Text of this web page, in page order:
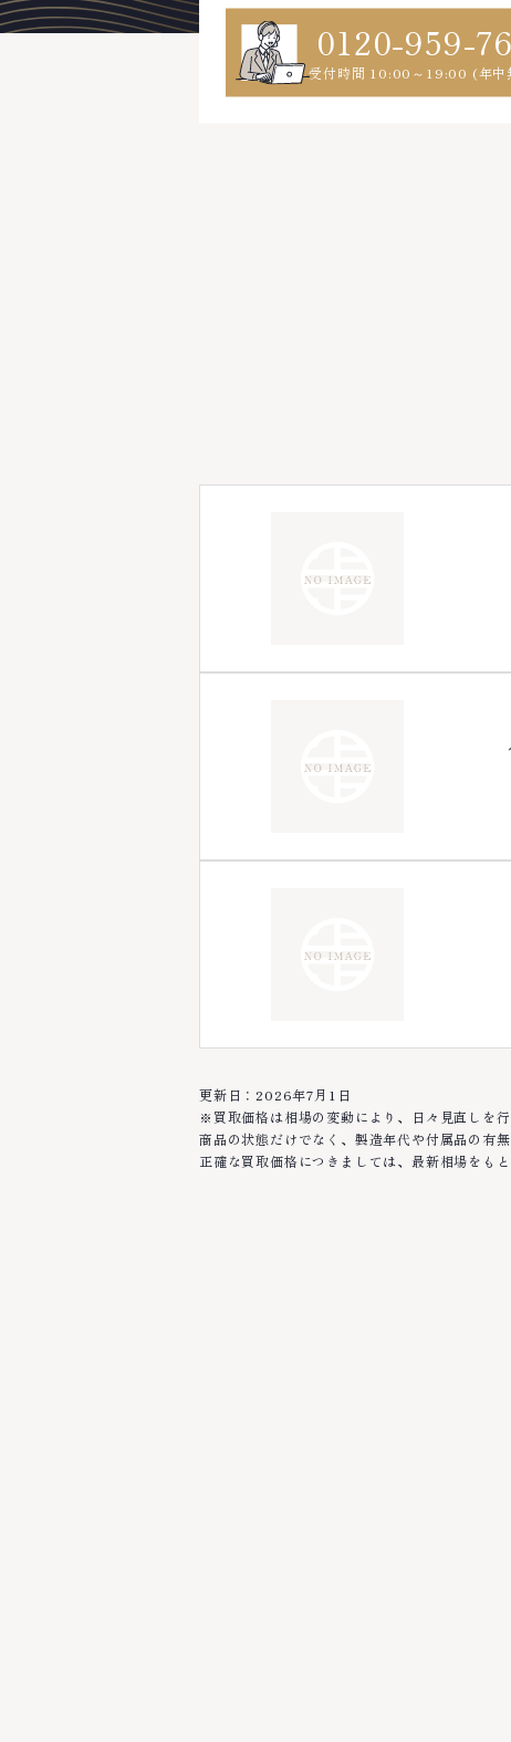
0120-959-
受付時間 10:00～19:00 (年中
更新日：2026年7月1日
※買取価格は相場の変動により、日々見直しを行
商品の状態だけでなく、製造年代や付属品の有
正確な買取価格につきましては、最新相場をも